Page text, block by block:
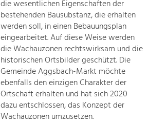
die wesentlichen Eigenschaften der
bestehenden Bausubstanz, die erhalten
werden soll, in einen Bebauungsplan
eingearbeitet. Auf diese Weise werden
die Wachauzonen rechtswirksam und die
historischen Ortsbilder geschützt. Die
Gemeinde Aggsbach-Markt möchte
ebenfalls den einzigen Charakter der
Ortschaft erhalten und hat sich 2020
dazu entschlossen, das Konzept der
Wachauzonen umzusetzen.